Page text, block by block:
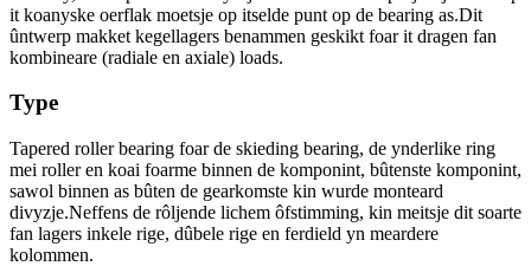
it koanyske oerflak moetsje op itselde punt op de bearing as.Dit
ûntwerp makket kegellagers benammen geskikt foar it dragen fan
kombineare (radiale en axiale) loads.
Type
Tapered roller bearing foar de skieding bearing, de ynderlike ring
mei roller en koai foarme binnen de komponint, bûtenste komponint,
sawol binnen as bûten de gearkomste kin wurde monteard
divyzje.Neffens de rôljende lichem ôfstimming, kin meitsje dit soarte
fan lagers inkele rige, dûbele rige en ferdield yn meardere
kolommen.